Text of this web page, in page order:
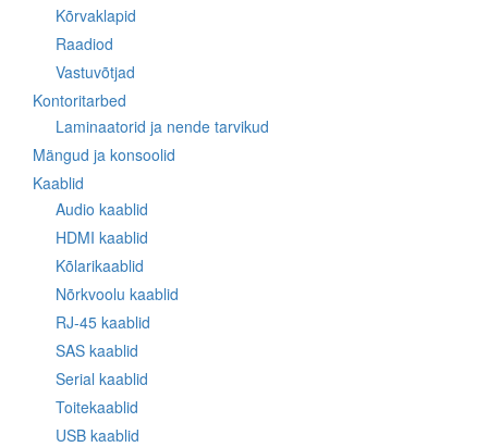
Kõrvaklapid
Raadiod
Vastuvõtjad
Kontoritarbed
Laminaatorid ja nende tarvikud
Mängud ja konsoolid
Kaablid
Audio kaablid
HDMI kaablid
Kõlarikaablid
Nõrkvoolu kaablid
RJ-45 kaablid
SAS kaablid
Serial kaablid
Toitekaablid
USB kaablid